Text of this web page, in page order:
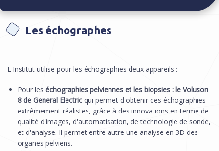
Les échographes
Vous êtes ici
L'Institut utilise pour les échographies deux appareils :
Pour les échographies pelviennes et les biopsies : le Voluson
8 de General Electric qui permet d'obtenir des échographies
extrêmement réalistes, grâce à des innovations en terme de
qualité d'images, d'automatisation, de technologie de sonde,
et d'analyse. Il permet entre autre une analyse en 3D des
organes pelviens.